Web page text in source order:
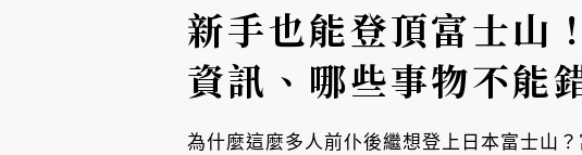
新手也能登頂富士山
資訊、哪些事物不能
為什麼這麼多人前仆後繼想登上日本富士山